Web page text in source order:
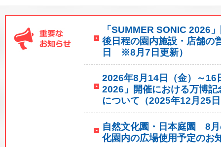
「SUMMER SONIC 2026
後日程の園内施設・店舗の
日 ※8月7日更新）
2026年8月14日（金）～16
2026」開催における万博
について（2025年12月
自然文化園・日本庭園 8
化園内の広場使用予定のお